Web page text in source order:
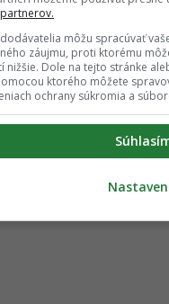
môžu spracúvať
záujmu, proti ktorému
nižšie. Dole na tejto stránke
ktorého môžete
ochrany súkromia a